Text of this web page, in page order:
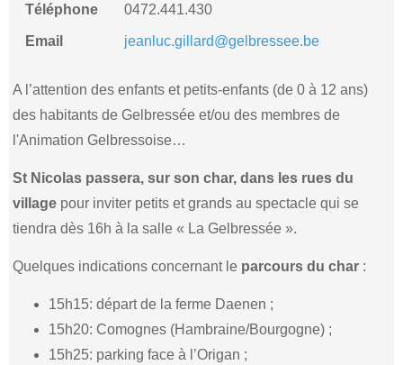
Téléphone 0472.441.430
Email jeanluc.gillard@gelbressee.be
A l’attention des enfants et petits-enfants (de 0 à 12 ans)
des habitants de Gelbressée et/ou des membres de
l'Animation Gelbressoise…
St Nicolas passera, sur son char, dans les rues du
village pour inviter petits et grands au spectacle qui se
tiendra dès 16h à la salle « La Gelbressée ».
Quelques indications concernant le parcours du char :
15h15: départ de la ferme Daenen ;
15h20: Comognes (Hambraine/Bourgogne) ;
15h25: parking face à l’Origan ;